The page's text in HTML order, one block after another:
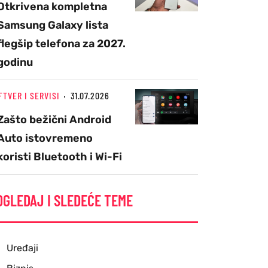
kompletna
Galaxy lista
telefona za 2027.
I SERVISI 31.07.2026
bežični Android
istovremeno
Bluetooth i Wi-Fi
I SLEDEĆE TEME
Uređaji